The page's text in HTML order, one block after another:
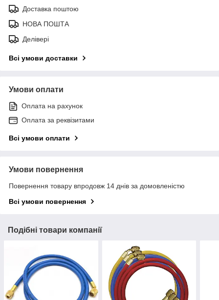
Доставка поштою
НОВА ПОШТА
Делівері
Всі умови доставки
Умови оплати
Оплата на рахунок
Оплата за реквізитами
Всі умови оплати
Умови повернення
Повернення товару впродовж 14 днів за домовленістю
Всі умови повернення
Подібні товари компанії